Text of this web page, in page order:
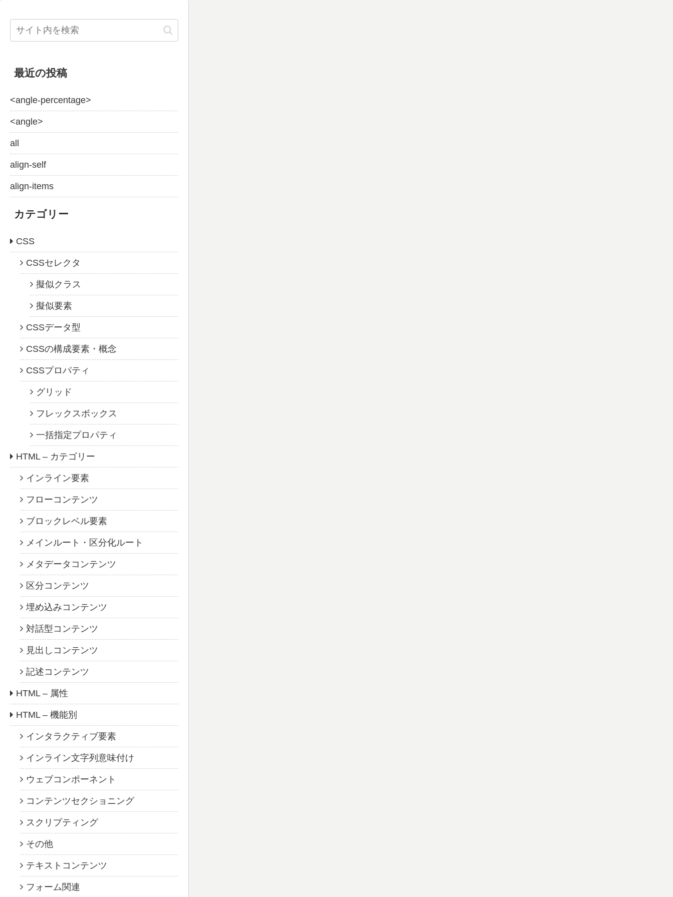
最近の投稿
<angle-percentage>
<angle>
all
align-self
align-items
カテゴリー
CSS
CSSセレクタ
擬似クラス
擬似要素
CSSデータ型
CSSの構成要素・概念
CSSプロパティ
グリッド
フレックスボックス
一括指定プロパティ
HTML – カテゴリー
インライン要素
フローコンテンツ
ブロックレベル要素
メインルート・区分化ルート
メタデータコンテンツ
区分コンテンツ
埋め込みコンテンツ
対話型コンテンツ
見出しコンテンツ
記述コンテンツ
HTML – 属性
HTML – 機能別
インタラクティブ要素
インライン文字列意味付け
ウェブコンポーネント
コンテンツセクショニング
スクリプティング
その他
テキストコンテンツ
フォーム関連